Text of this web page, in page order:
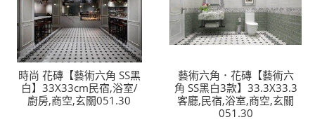
時尚 花磚【藝術六角 SS黑
白】33X33cm民宿,浴室/
廚房,商空,玄關051.30
藝術六角．花磚【藝術六
角 SS黑白3款】33.3X33.3
客廳,民宿,浴室,商空,玄關
051.30